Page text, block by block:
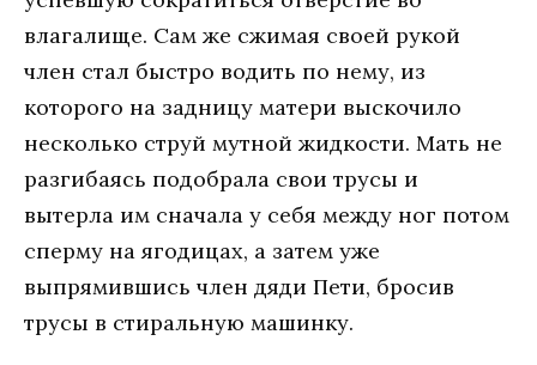
влагалище. Сам же сжимая своей рукой
член стал быстро водить по нему, из
которого на задницу матери выскочило
несколько струй мутной жидкости. Мать не
разгибаясь подобрала свои трусы и
вытерла им сначала у себя между ног потом
сперму на ягодицах, а затем уже
выпрямившись член дяди Пети, бросив
трусы в стиральную машинку.